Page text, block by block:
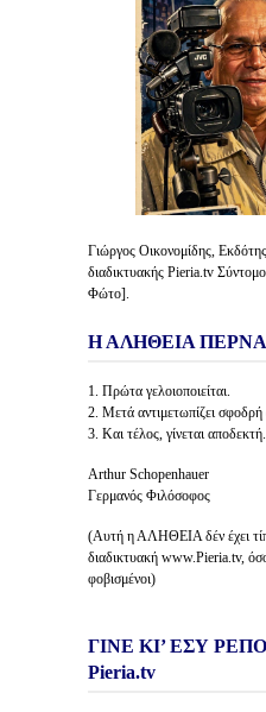
Γιώργος Οικονομίδης,
διαδικτυακής Pieria.tv
Φώτο].
Η ΑΛΗΘΕΙΑ
1. Πρώτα γελοιοποιείται.
2. Μετά αντιμετωπίζει σφοδρή
3. Και τέλος, γίνεται αποδεκτή.
Arthur Schopenhauer
Γερμανός Φιλόσοφος
(Αυτή η ΑΛΗΘΕΙΑ δέν έχει
διαδικτυακή www.Pieria.tv,
φοβισμένοι)
ΓΙΝΕ ΚΙ’ ΕΣΥ
Pieria.tv